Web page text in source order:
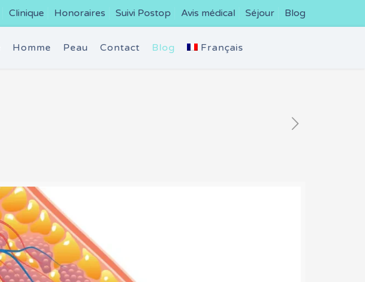
Clinique Honoraires Suivi Postop Avis médical Séjour Blog
Homme Peau Contact Blog Français